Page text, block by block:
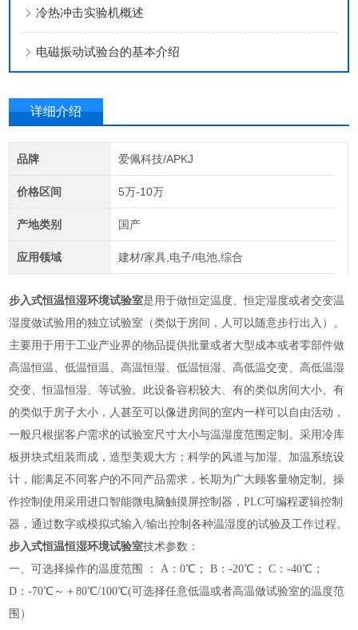
冷热冲击实验机概述
电磁振动试验台的基本介绍
详细介绍
品牌 爱佩科技/APKJ
价格区间 5万-10万
产地类别 国产
应用领域 建材/家具,电子/电池,综合
步入式恒温恒湿环境试验室是用于做恒定温度、恒定湿度或者交变温
湿度做试验用的独立试验室（类似于房间，人可以随意步行出入）。
主要用于用于工业产业界的物品提供批量或者大型成本或者零部件做
高温恒温、低温恒温、高温恒湿、低温恒湿、高低温交变、高低温湿
交变、恒温恒湿、等试验。此设备容积较大、有的类似房间大小、有
的类似于房子大小，人甚至可以像进房间的室内一样可以自由活动，
一般只根据客户需求的试验室尺寸大小与温湿度范围定制。采用冷库
板拼块式组装而成，造型美观大方；科学的风道与加湿、加温系统设
计，能满足不同客户的不同产品需求，长期为广大顾客量物定制。操
作控制使用采用进口智能微电脑触摸屏控制器，PLC可编程逻辑控制
器，通过数字或模拟式输入/输出控制各种温湿度的试验及工作过程。
步入式恒温恒湿环境试验室技术参数：
一、可选择操作的温度范围
：
A：0℃； B：-20℃； C：-40℃；
D：-70℃～＋80℃/100℃(可选择任意低温或者高温做试验室的温度范
围）